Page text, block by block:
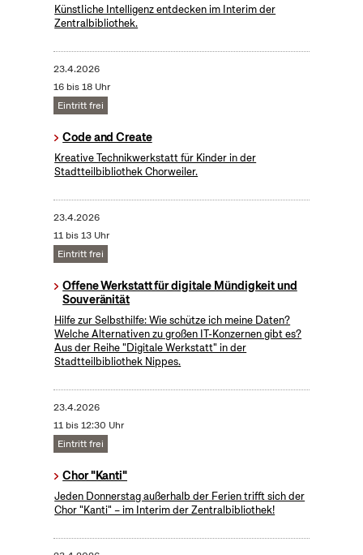
KünstIiche Intelligenz entdecken im Interim der
Zentralbibliothek.
23.4.2026
16 bis 18 Uhr
Eintritt frei
Code and Create
Kreative Technikwerkstatt für Kinder in der
Stadtteilbibliothek Chorweiler.
23.4.2026
11 bis 13 Uhr
Eintritt frei
Offene Werkstatt für digitale Mündigkeit und
Souveränität
Hilfe zur Selbsthilfe: Wie schütze ich meine Daten?
Welche Alternativen zu großen IT-Konzernen gibt es?
Aus der Reihe "Digitale Werkstatt" in der
Stadtteilbibliothek Nippes.
23.4.2026
11 bis 12:30 Uhr
Eintritt frei
Chor "Kanti"
Jeden Donnerstag außerhalb der Ferien trifft sich der
Chor "Kanti" – im Interim der Zentralbibliothek!